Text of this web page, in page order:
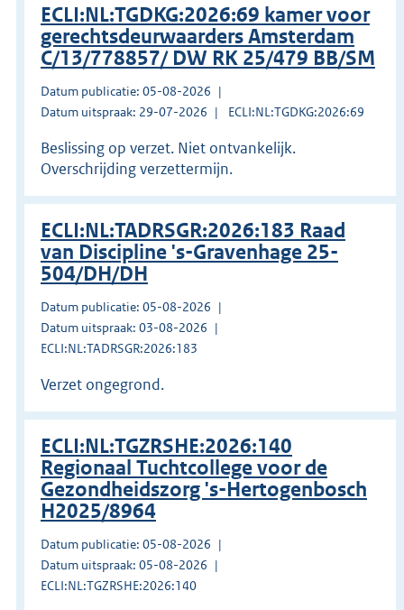
ECLI:NL:TGDKG:2026:69 kamer voor
gerechtsdeurwaarders Amsterdam
C/13/778857/ DW RK 25/479 BB/SM
Datum publicatie: 05-08-2026
Datum uitspraak: 29-07-2026
ECLI:NL:TGDKG:2026:69
Beslissing op verzet. Niet ontvankelijk.
Overschrijding verzettermijn.
ECLI:NL:TADRSGR:2026:183 Raad
van Discipline 's-Gravenhage 25-
504/DH/DH
Datum publicatie: 05-08-2026
Datum uitspraak: 03-08-2026
ECLI:NL:TADRSGR:2026:183
Verzet ongegrond.
ECLI:NL:TGZRSHE:2026:140
Regionaal Tuchtcollege voor de
Gezondheidszorg 's-Hertogenbosch
H2025/8964
Datum publicatie: 05-08-2026
Datum uitspraak: 05-08-2026
ECLI:NL:TGZRSHE:2026:140